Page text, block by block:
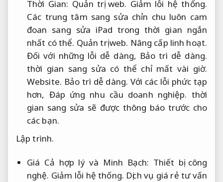
Thời Gian: Quản trị web. Giảm lỗi hệ thống.
Các trung tâm sang sửa chỉn chu luôn cam
đoan sang sửa iPad trong thời gian ngắn
nhất có thể. Quản trị web. Nâng cấp linh hoạt.
Đối với những lỗi dễ dàng, Bảo trì dễ dàng.
thời gian sang sửa có thể chỉ mất vài giờ.
Website. Bảo trì dễ dàng. Với các lỗi phức tạp
hơn, Đáp ứng nhu cầu doanh nghiệp. thời
gian sang sửa sẽ được thông báo trước cho
các bạn.
Lập trình.
Giá Cả hợp lý và Minh Bạch: Thiết bị công
nghệ. Giảm lỗi hệ thống. Dịch vụ giá rẻ tư vấn